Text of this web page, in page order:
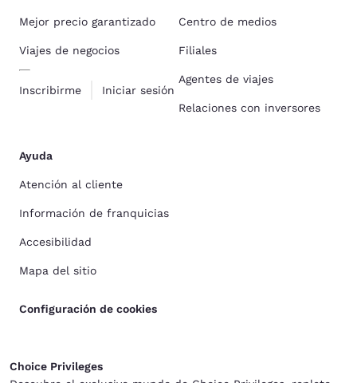
Mejor precio garantizado
Viajes de negocios
Inscribirme Iniciar sesión
Centro de medios
Filiales
Agentes de viajes
Relaciones con inversores
Ayuda
Atención al cliente
Información de franquicias
Accesibilidad
Mapa del sitio
Configuración de cookies
Choice Privileges